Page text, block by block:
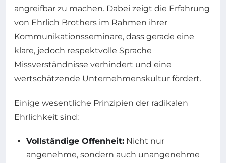
angreifbar zu machen. Dabei zeigt die Erfahrung
von Ehrlich Brothers im Rahmen ihrer
Kommunikationsseminare, dass gerade eine
klare, jedoch respektvolle Sprache
Missverständnisse verhindert und eine
wertschätzende Unternehmenskultur fördert.
Einige wesentliche Prinzipien der radikalen
Ehrlichkeit sind:
Vollständige Offenheit: Nicht nur
angenehme, sondern auch unangenehme